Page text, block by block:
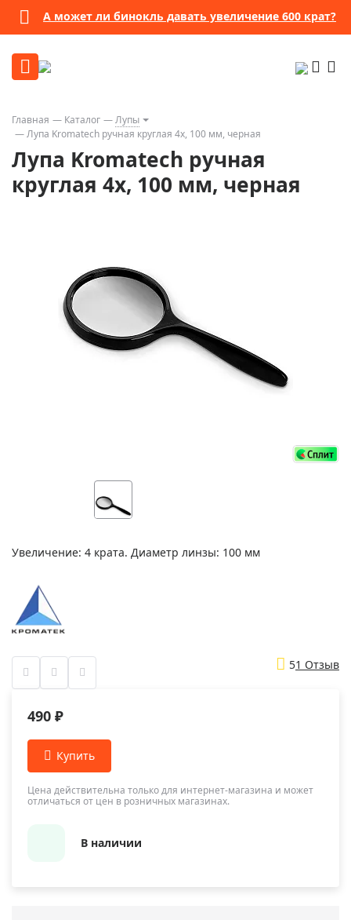
А может ли бинокль давать увеличение 600 крат?
Главная Каталог
Лупы
Лупа Kromatech ручная круглая 4х, 100 мм, черная
Лупа Kromatech ручная
круглая 4х, 100 мм, черная
Увеличение: 4 крата. Диаметр линзы: 100 мм
51 Отзыв
490 ₽
Цена действительна только для интернет-магазина и может
отличаться от цен в розничных магазинах.
В наличии